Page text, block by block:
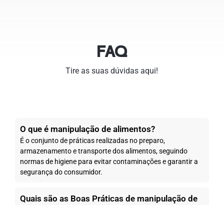
FAQ
Tire as suas dúvidas aqui!
O que é manipulação de alimentos?
É o conjunto de práticas realizadas no preparo,
armazenamento e transporte dos alimentos, seguindo
normas de higiene para evitar contaminações e garantir a
segurança do consumidor.
Quais são as Boas Práticas de manipulação de